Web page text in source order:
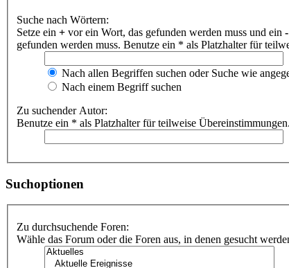
Suche nach Wörtern:
Setze ein + vor ein Wort, das gefunden werden muss und ein -
gefunden werden muss. Benutze ein * als Platzhalter für
Nach allen Begriffen suchen oder Suche wie
Nach einem Begriff suchen
Zu suchender Autor:
Benutze ein * als Platzhalter für teilweise Übereinstimmungen.
Suchoptionen
Zu durchsuchende Foren:
Wähle das Forum oder die Foren aus, in denen gesucht